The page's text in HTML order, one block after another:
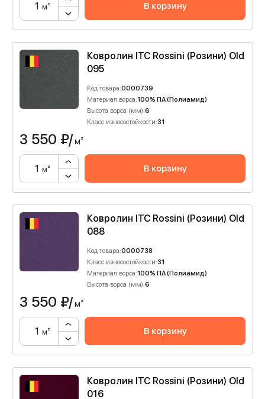
м² В корзину
Ковролин ITC Rossini (Розини) Old
095
Код товара:0000739
Материал ворса:100% ПА (Полиамид)
Высота ворса (мм):6
Класс износостойкости:31
3 550 ₽/м²
м² В корзину
Ковролин ITC Rossini (Розини) Old
088
Код товара:0000738
Класс износостойкости:31
Материал ворса:100% ПА (Полиамид)
Высота ворса (мм):6
3 550 ₽/м²
м² В корзину
Ковролин ITC Rossini (Розини) Old
016